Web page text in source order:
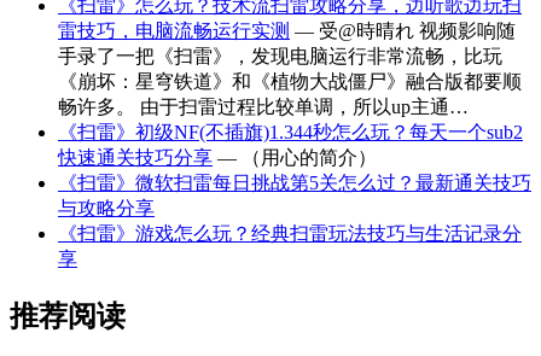
《扫雷》怎么玩？技术流扫雷攻略分享，边听歌边玩扫
雷技巧，电脑流畅运行实测 — 受@時晴れ 视频影响随
手录了一把《扫雷》，发现电脑运行非常流畅，比玩
《崩坏：星穹铁道》和《植物大战僵尸》融合版都要顺
畅许多。 由于扫雷过程比较单调，所以up主通…
《扫雷》初级NF(不插旗)1.344秒怎么玩？每天一个sub2
快速通关技巧分享 — （用心的简介）
《扫雷》微软扫雷每日挑战第5关怎么过？最新通关技巧
与攻略分享
《扫雷》游戏怎么玩？经典扫雷玩法技巧与生活记录分
享
推荐阅读